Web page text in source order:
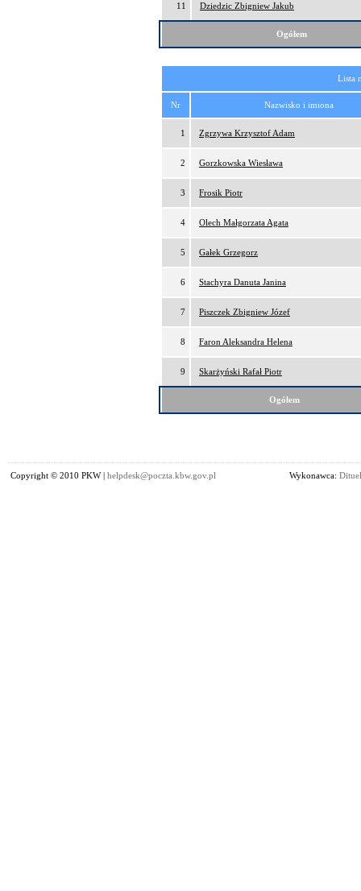
11 Dziedzic Zbigniew Jakub
Ogółem
Lista
Nr Nazwisko i imiona
1 Zgrzywa Krzysztof Adam
2 Gorzkowska Wiesława
3 Frosik Piotr
4 Olech Małgorzata Agata
5 Gałek Grzegorz
6 Stachyra Danuta Janina
7 Piszczek Zbigniew Józef
8 Faron Aleksandra Helena
9 Skarżyński Rafał Piotr
Ogółem
Copyright © 2010 PKW | helpdesk@poczta.kbw.gov.pl Wykonawca: